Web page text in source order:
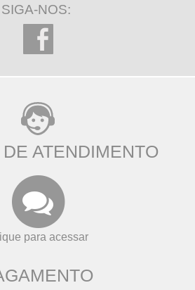
SIGA-NOS:
ATENDIMENTO
para acessar